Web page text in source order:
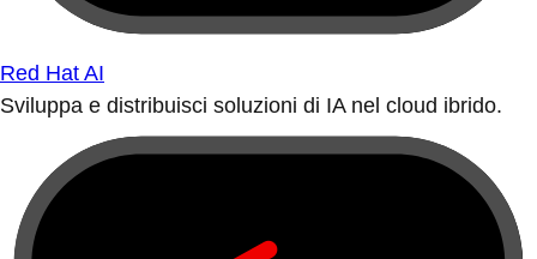
Red Hat AI
Sviluppa e distribuisci soluzioni di IA nel cloud ibrido.